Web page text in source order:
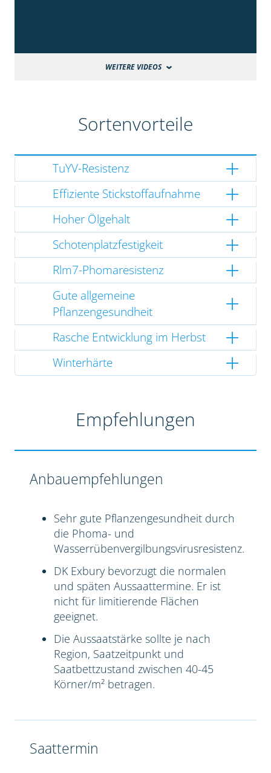
WEITERE VIDEOS
Sortenvorteile
TuYV-Resistenz
Effiziente Stickstoffaufnahme
Hoher Ölgehalt
Schotenplatzfestigkeit
Rlm7-Phomaresistenz
Gute allgemeine
Pflanzengesundheit
Rasche Entwicklung im Herbst
Winterhärte
Empfehlungen
Anbauempfehlungen
Sehr gute Pflanzengesundheit durch
die Phoma- und
Wasserrübenvergilbungsvirusresistenz.
DK Exbury bevorzugt die normalen
und späten Aussaattermine. Er ist
nicht für limitierende Flächen
geeignet.
Die Aussaatstärke sollte je nach
Region, Saatzeitpunkt und
Saatbettzustand zwischen 40-45
Körner/m² betragen.
Saattermin